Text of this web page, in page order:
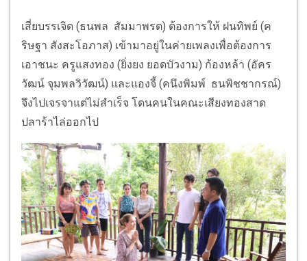
เสี่ยบรรเจิด (ธนพล สัมมาพรต) ต้องการให้ ฝนทิพย์ (ค
ริษฐา สังสะโอภาส) เข้ามาอยู่ในค่ายเพลงเพื่อต้องการ
เอาชนะ ครูแสงทอง (ยิ่งยง ยอดบัวงาม) ก้องหล้า (อัคร
วัฒน์ จุมพลวิวัฒน์) และแองจี้ (คนึงพิมพ์ ธนพิชชากรณ์)
จึงไปเจรจาแต่ไม่สำเร็จ โดนคนในคณะเสียงทองสาด
ปลาร้าไล่ออกไป